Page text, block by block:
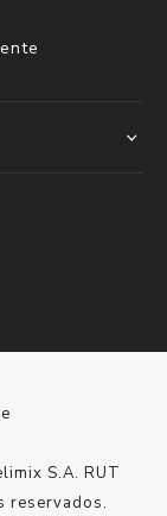
S.A. RUT
reservados.